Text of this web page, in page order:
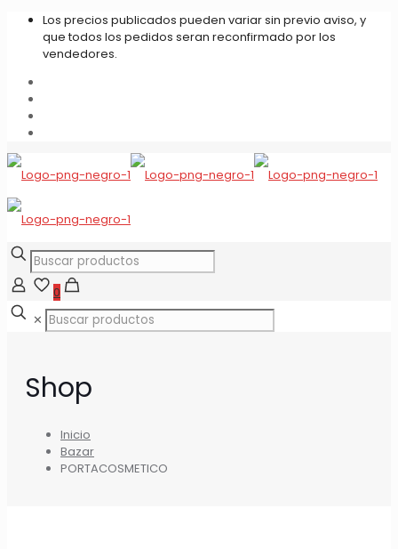
Los precios publicados pueden variar sin previo aviso, y
que todos los pedidos seran reconfirmado por los
vendedores.
0
✕
Shop
Inicio
Bazar
PORTACOSMETICO